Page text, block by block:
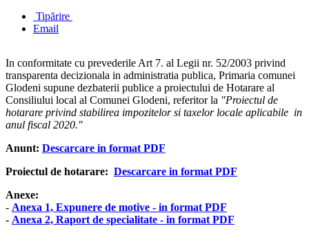
Tipărire
Email
In conformitate cu prevederile Art 7. al Legii nr. 52/2003 privind
transparenta decizionala in administratia publica, Primaria comunei
Glodeni supune dezbaterii publice a proiectului de Hotarare al
Consiliului local al Comunei Glodeni, referitor la "Proiectul de
hotarare privind stabilirea impozitelor si taxelor locale aplicabile in
anul fiscal 2020."
Anunt: Descarcare in format PDF
Proiectul de hotarare: Descarcare in format PDF
Anexe:
- Anexa 1, Expunere de motive - in format PDF
- Anexa 2, Raport de specialitate - in format PDF